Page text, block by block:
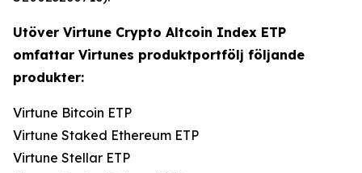
Utöver Virtune Crypto Altcoin Index ETP
omfattar Virtunes produktportfölj följande
produkter:
Virtune Bitcoin ETP
Virtune Staked Ethereum ETP
Virtune Stellar ETP